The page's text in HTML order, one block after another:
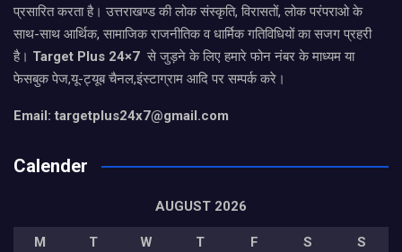
प्रसारित करता है। उत्तराखण्ड की लोक संस्कृति, विरासतों, लोक परंपराओ के
साथ-साथ आर्थिक, सामाजिक राजनीतिक व धार्मिक गतिविधियों का सजग प्रहरी
है। Target Plus 24×7 से जुड़ने के लिए हमारे फोन नंबर के माध्यम या
फेसबुक पेज,यू-ट्यूब चैनल,इंस्टाग्राम आदि पर सम्पर्क करे।
Email: targetplus24x7@gmail.com
Calender
AUGUST 2026
M T W T F S
S